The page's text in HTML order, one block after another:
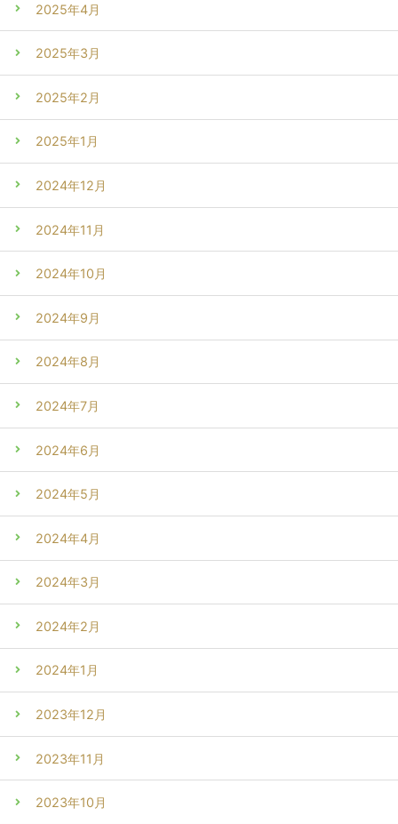
2025年4月
2025年3月
2025年2月
2025年1月
2024年12月
2024年11月
2024年10月
2024年9月
2024年8月
2024年7月
2024年6月
2024年5月
2024年4月
2024年3月
2024年2月
2024年1月
2023年12月
2023年11月
2023年10月